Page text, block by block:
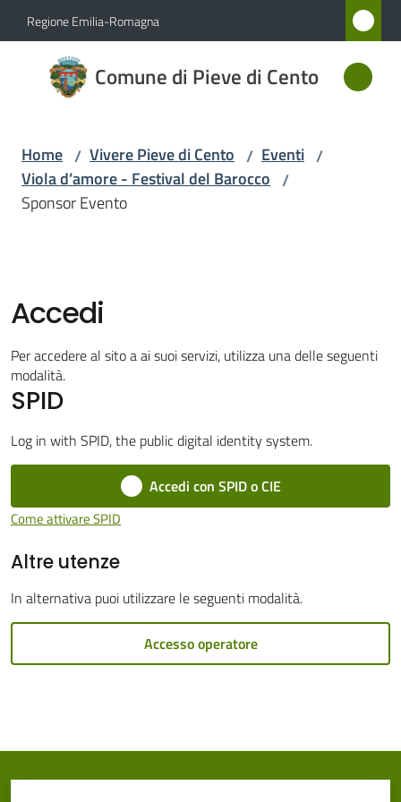
Vai al contenuto
Vai alla navigazione
Vai al footer
Regione Emilia-Romagna
Comune di Pieve di Cento
Comune
di Pieve
Amministrazione
Vivere
Pieve
di
Menu selezionato
Trasparente
Tutti
argomenti...
Home / Vivere Pieve di Cento / Eventi /
Viola d’amore - Festival del Barocco /
Sponsor Evento
Accedi
Per accedere al sito a ai suoi servizi, utilizza una delle seguenti
modalità.
SPID
Log in with SPID, the public digital identity system.
Accedi con SPID o CIE
Come attivare SPID
Altre utenze
In alternativa puoi utilizzare le seguenti modalità.
Accesso operatore